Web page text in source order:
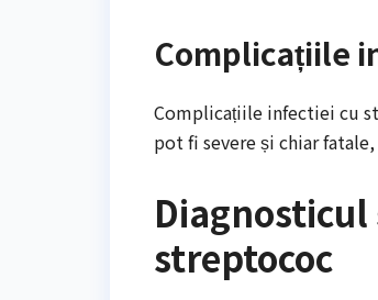
Complicațiile
Complicațiile infectiei cu
pot fi severe și chiar
streptococ